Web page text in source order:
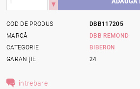
COD DE PRODUS
DBB117205
MARCĂ
DBB REMOND
CATEGORIE
BIBERON
GARANŢIE
24
intrebare